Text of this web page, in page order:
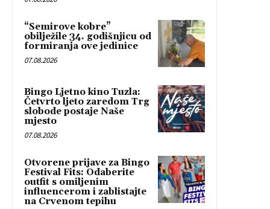
“Semirove kobre”
obilježile 34. godišnjicu od
formiranja ove jedinice
07.08.2026
Bingo Ljetno kino Tuzla:
Četvrto ljeto zaredom Trg
slobode postaje Naše
mjesto
07.08.2026
Otvorene prijave za Bingo
Festival Fits: Odaberite
outfit s omiljenim
influencerom i zablistajte
na Crvenom tepihu